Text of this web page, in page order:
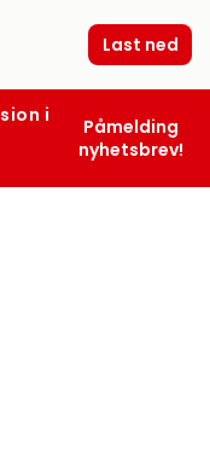
Last ned
i
Påmelding
nyhetsbrev!